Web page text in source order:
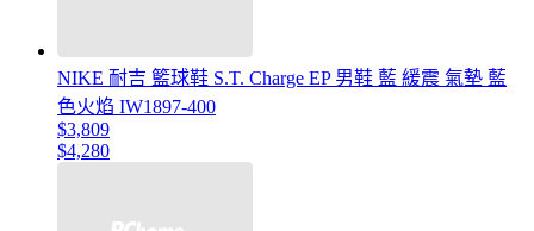
NIKE 耐吉 籃球鞋 S.T. Charge EP 男鞋 藍 緩震 氣墊 藍
色火焰 IW1897-400
$3,809
$4,280